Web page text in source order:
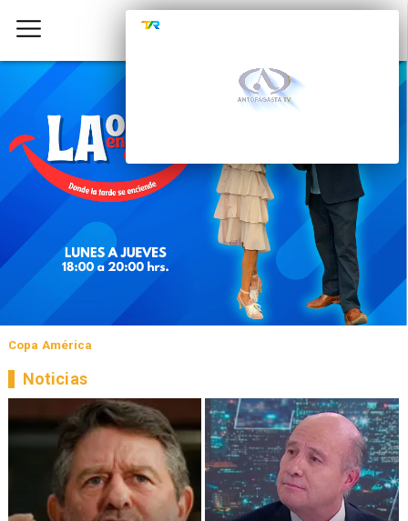
Copa América
Noticias